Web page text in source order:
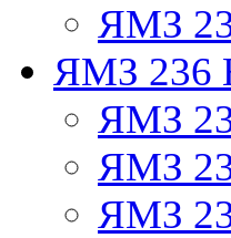
ЯМЗ
ЯМЗ 236
ЯМЗ
ЯМЗ
ЯМЗ